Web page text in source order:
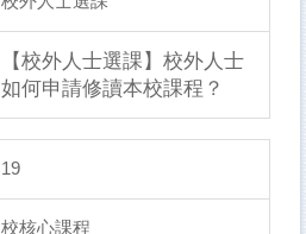
【校外人士選課】校外人士
如何申請修讀本校課程？
19
校核心課程